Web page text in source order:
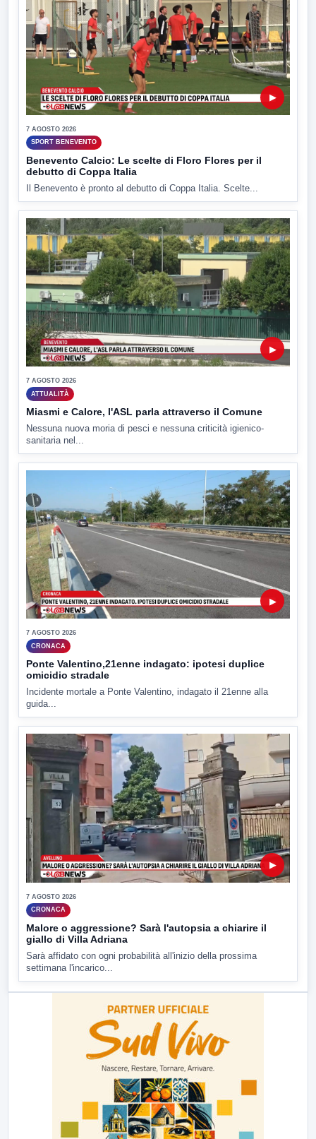
▶
7 AGOSTO 2026
SPORT BENEVENTO
Benevento Calcio: Le scelte di Floro Flores per il
debutto di Coppa Italia
Il Benevento è pronto al debutto di Coppa Italia. Scelte...
▶
7 AGOSTO 2026
ATTUALITÀ
Miasmi e Calore, l'ASL parla attraverso il Comune
Nessuna nuova moria di pesci e nessuna criticità igienico-
sanitaria nel...
▶
7 AGOSTO 2026
CRONACA
Ponte Valentino,21enne indagato: ipotesi duplice
omicidio stradale
Incidente mortale a Ponte Valentino, indagato il 21enne alla
guida...
▶
7 AGOSTO 2026
CRONACA
Malore o aggressione? Sarà l'autopsia a chiarire il
giallo di Villa Adriana
Sarà affidato con ogni probabilità all'inizio della prossima
settimana l'incarico...